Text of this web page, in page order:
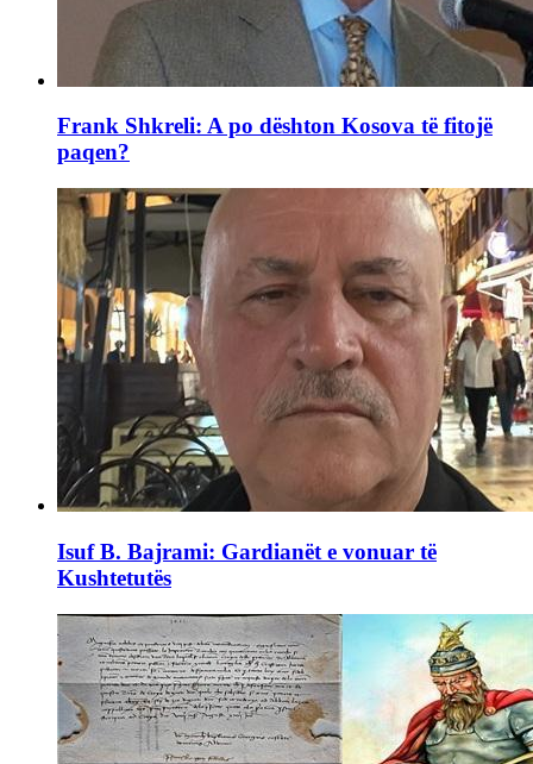
Frank Shkreli: A po dështon Kosova të fitojë
paqen?
Isuf B. Bajrami: Gardianët e vonuar të
Kushtetutës